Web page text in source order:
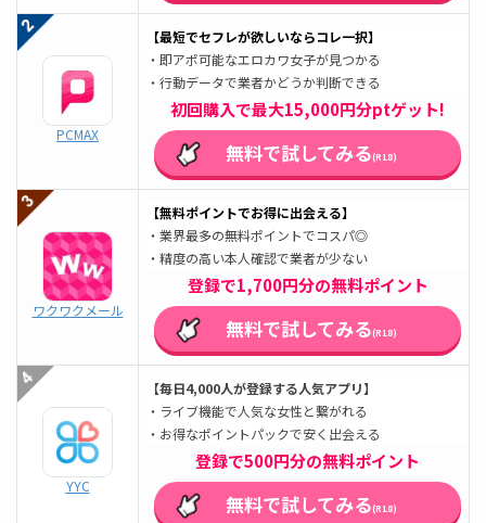
PCMAX
【最短でセフレが欲しいならコレ一択】
・即アポ可能なエロカワ女子が見つかる
・行動データで業者かどうか判断できる
初回購入で最大15,000円分ptゲット!
無料で試してみる(R18)
ワクワクメール
【無料ポイントでお得に出会える】
・業界最多の無料ポイントでコスパ◎
・精度の高い本人確認で業者が少ない
登録で1,700円分の無料ポイント
無料で試してみる(R18)
YYC
【毎日4,000人が登録する人気アプリ】
・ライブ機能で人気な女性と繋がれる
・お得なポイントパックで安く出会える
登録で500円分の無料ポイント
無料で試してみる(R18)